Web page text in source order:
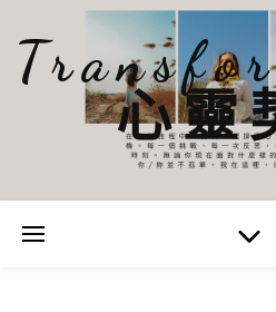
心靈